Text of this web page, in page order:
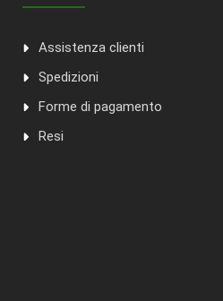
Assistenza clienti
Spedizioni
Forme di pagamento
Resi